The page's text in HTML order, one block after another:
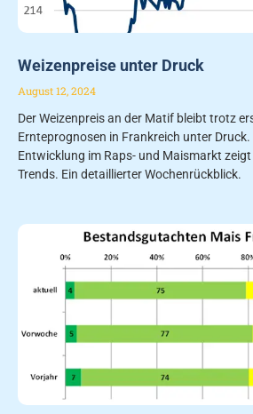
Weizenpreise unter Druck
August 12, 2024
Der Weizenpreis an der Matif bleibt trotz
Ernteprognosen in Frankreich unter Druck.
Entwicklung im Raps- und Maismarkt
Trends. Ein detaillierter Wochenrückblick.